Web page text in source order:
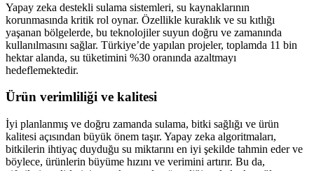
Yapay zeka destekli sulama sistemleri, su kaynaklarının
korunmasında kritik rol oynar. Özellikle kuraklık ve su kıtlığı
yaşanan bölgelerde, bu teknolojiler suyun doğru ve zamanında
kullanılmasını sağlar. Türkiye’de yapılan projeler, toplamda 11 bin
hektar alanda, su tüketimini %30 oranında azaltmayı
hedeflemektedir.
Ürün verimliliği ve kalitesi
İyi planlanmış ve doğru zamanda sulama, bitki sağlığı ve ürün
kalitesi açısından büyük önem taşır. Yapay zeka algoritmaları,
bitkilerin ihtiyaç duyduğu su miktarını en iyi şekilde tahmin eder ve
böylece, ürünlerin büyüme hızını ve verimini artırır. Bu da,